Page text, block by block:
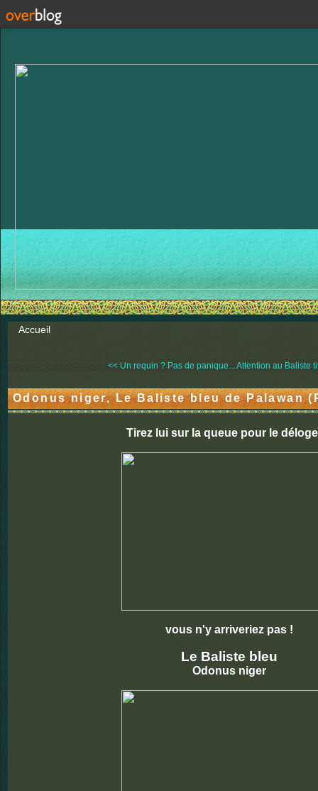
Accueil
<< Un requin ? Pas de panique...Attention au Baliste
Odonus niger, Le Baliste bleu de Palawan
Tirez lui sur la queue pour le
vous n'y arriveriez pas !
Le Baliste bleu
Odonus niger